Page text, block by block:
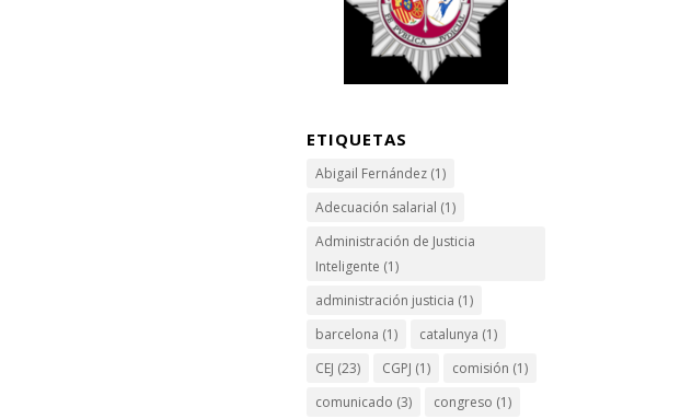
ETIQUETAS
Abigail Fernández (1)
Adecuación salarial (1)
Administración de Justicia
Inteligente (1)
administración justicia (1)
barcelona (1) catalunya (1)
CEJ (23) CGPJ (1) comisión (1)
comunicado (3) congreso (1)